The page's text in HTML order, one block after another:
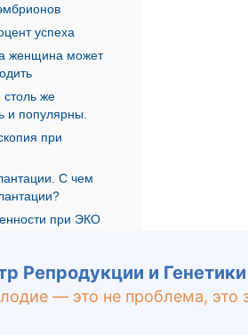
успеха
женщина может
же
и популярны.
при
С чем
при ЭКО
Репродукции и Генетики
— это не проблема, это